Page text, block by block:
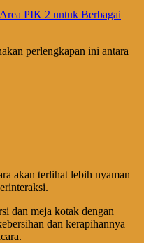
perlengkapan ini antara
akan terlihat lebih nyaman
dan meja kotak dengan
dan kerapihannya